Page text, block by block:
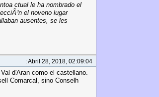
ctual le ha nombrado el
el noveno lugar
ausentes, se les
: Abril 28, 2018, 02:09:04
d'Aran como el castellano.
Comarcal, sino Conselh